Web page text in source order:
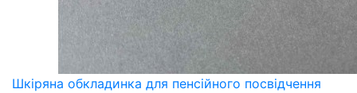
Шкіряна обкладинка для пенсійного посвідчення